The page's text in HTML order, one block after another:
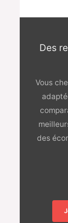
Des
Vous
des